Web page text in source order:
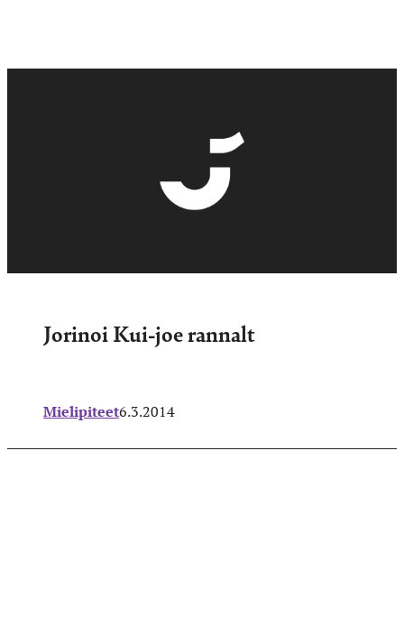
Jorinoi Kui-joe rannalt
Mielipiteet6.3.2014